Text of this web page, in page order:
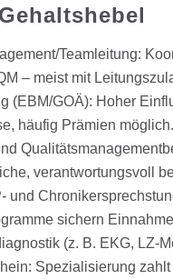
Teamleitung:
– meist mit
(EBM/GOÄ): Hoher
häufig Prämien möglich.
verantwortungsvoll
und
sichern
(z. B. EKG, LZ-
Spezialisierung zahlt